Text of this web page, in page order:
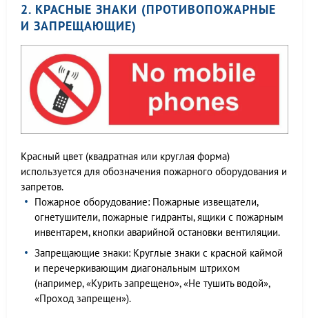
2. КРАСНЫЕ ЗНАКИ (ПРОТИВОПОЖАРНЫЕ
И ЗАПРЕЩАЮЩИЕ)
Красный цвет (квадратная или круглая форма)
используется для обозначения пожарного оборудования и
запретов.
Пожарное оборудование: Пожарные извещатели,
огнетушители, пожарные гидранты, ящики с пожарным
инвентарем, кнопки аварийной остановки вентиляции.
Запрещающие знаки: Круглые знаки с красной каймой
и перечеркивающим диагональным штрихом
(например, «Курить запрещено», «Не тушить водой»,
«Проход запрещен»).